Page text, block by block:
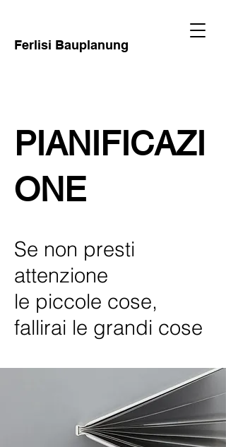
Ferlisi Bauplanung
PIANIFICAZI
ONE
Se non presti
attenzione
le piccole cose,
fallirai le grandi cose